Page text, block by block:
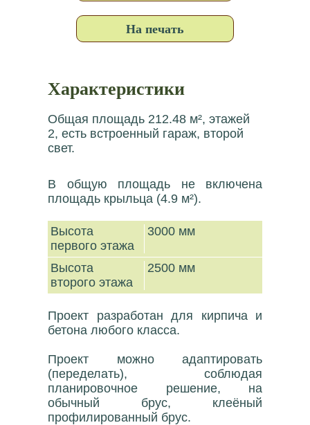
На печать
Характеристики
Общая площадь 212.48 м², этажей
2, есть встроенный гараж, второй
свет.
В общую площадь не включена
площадь крыльца (4.9 м²).
Высота
первого этажа
3000 мм
Высота
второго этажа
2500 мм
Проект разработан для кирпича и
бетона любого класса.
Проект можно адаптировать
(переделать), соблюдая
планировочное решение, на
обычный брус, клеёный
профилированный брус.